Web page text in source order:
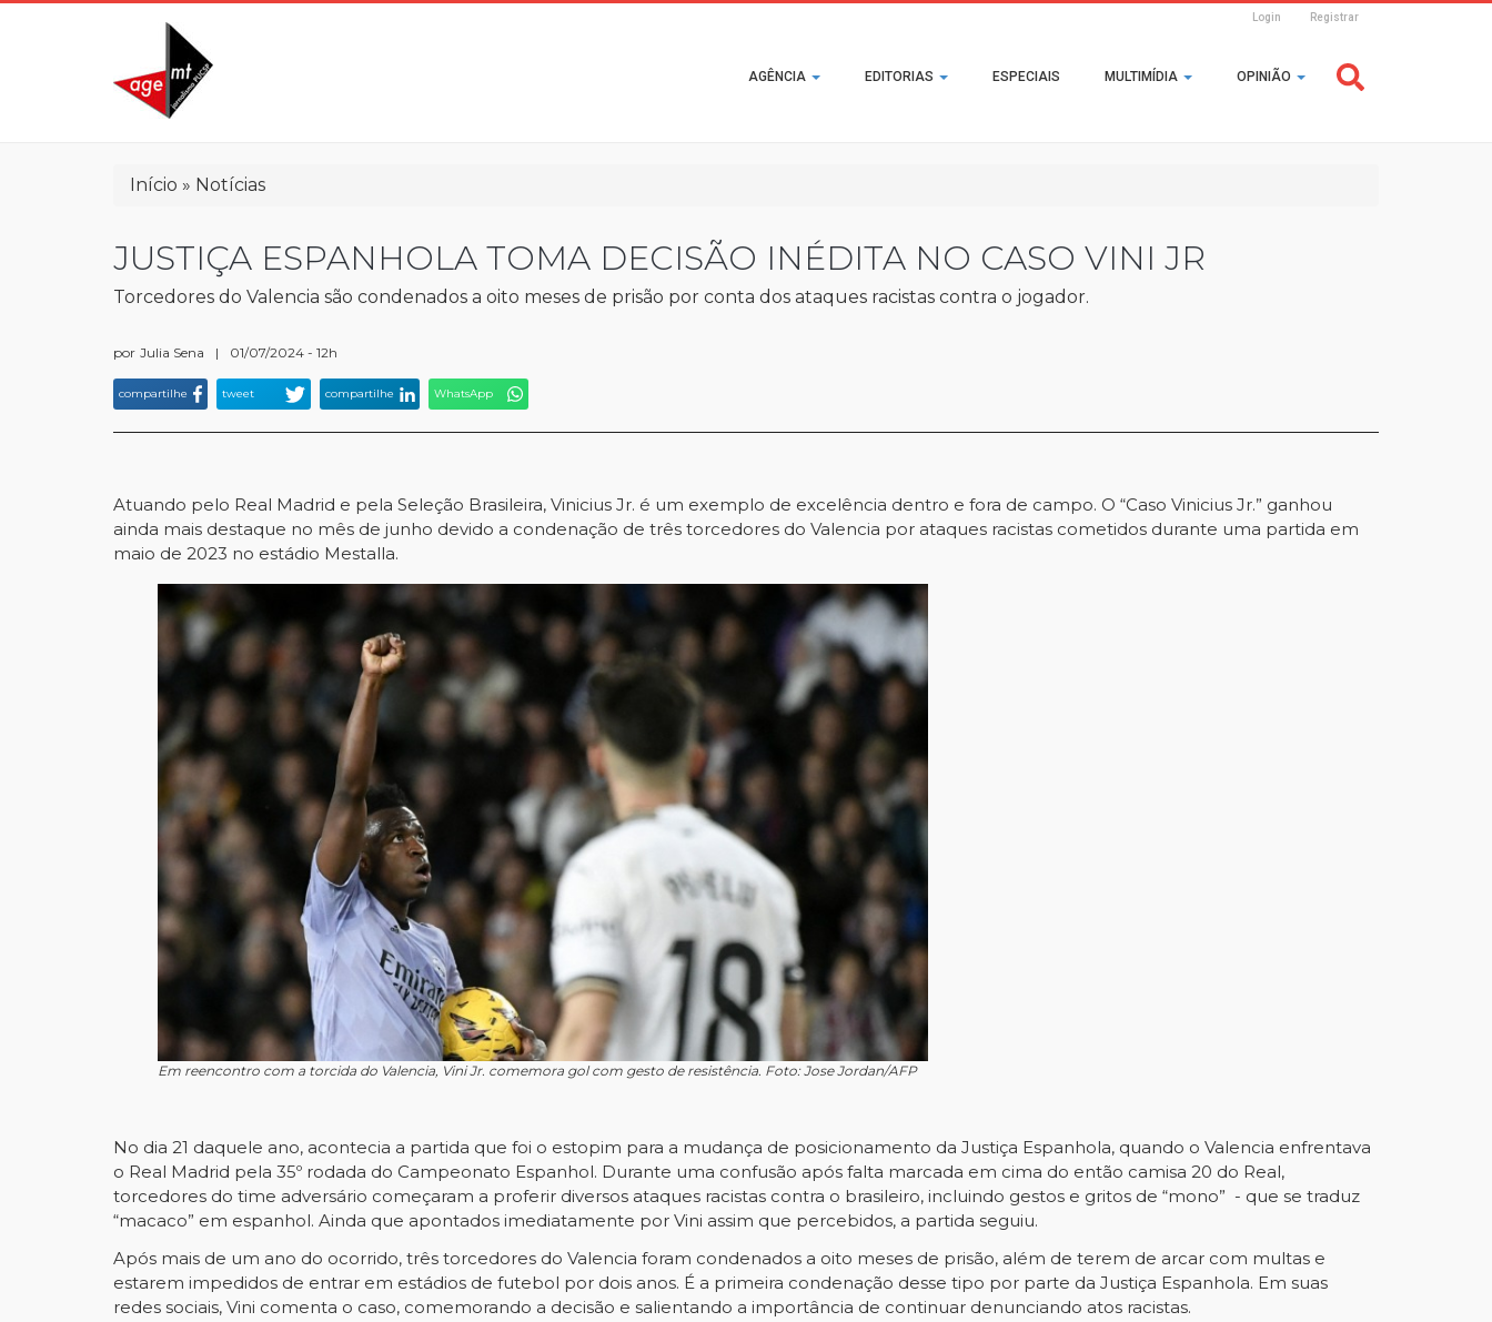
Login Registrar
Main
navigation
AGÊNCIA EDITORIAS ESPECIAIS MULTIMÍDIA OPINIÃO
Trilha
navegação
Início Notícias
JUSTIÇA ESPANHOLA TOMA DECISÃO INÉDITA NO CASO VINI JR
Torcedores do Valencia são condenados a oito meses de prisão por conta dos ataques racistas contra o jogador.
por Julia Sena | 01/07/2024 - 12h
compartilhe tweet compartilhe WhatsApp
Atuando pelo Real Madrid e pela Seleção Brasileira, Vinicius Jr. é um exemplo de excelência dentro e fora de campo. O “Caso Vinicius Jr.” ganhou
ainda mais destaque no mês de junho devido a condenação de três torcedores do Valencia por ataques racistas cometidos durante uma partida em
maio de 2023 no estádio Mestalla.
Em reencontro com a torcida do Valencia, Vini Jr. comemora gol com gesto de resistência. Foto: Jose Jordan/AFP
No dia 21 daquele ano, acontecia a partida que foi o estopim para a mudança de posicionamento da Justiça Espanhola, quando o Valencia enfrentava
o Real Madrid pela 35º rodada do Campeonato Espanhol. Durante uma confusão após falta marcada em cima do então camisa 20 do Real,
torcedores do time adversário começaram a proferir diversos ataques racistas contra o brasileiro, incluindo gestos e gritos de “mono” - que se traduz
“macaco” em espanhol. Ainda que apontados imediatamente por Vini assim que percebidos, a partida seguiu.
Após mais de um ano do ocorrido, três torcedores do Valencia foram condenados a oito meses de prisão, além de terem de arcar com multas e
estarem impedidos de entrar em estádios de futebol por dois anos. É a primeira condenação desse tipo por parte da Justiça Espanhola. Em suas
redes sociais, Vini comenta o caso, comemorando a decisão e salientando a importância de continuar denunciando atos racistas.